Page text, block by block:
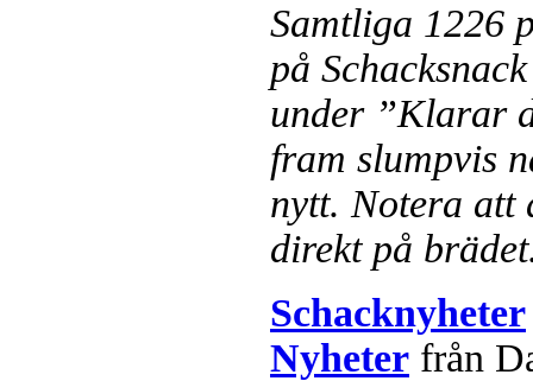
Samtliga 1226
på
under ”Klarar
fram slumpvis
nytt. Notera att
direkt på
Schacknyheter
Nyheter från